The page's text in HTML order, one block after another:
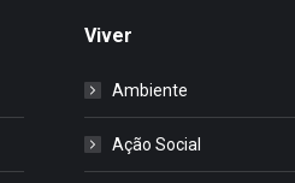
Viver
Ambiente
Ação Social